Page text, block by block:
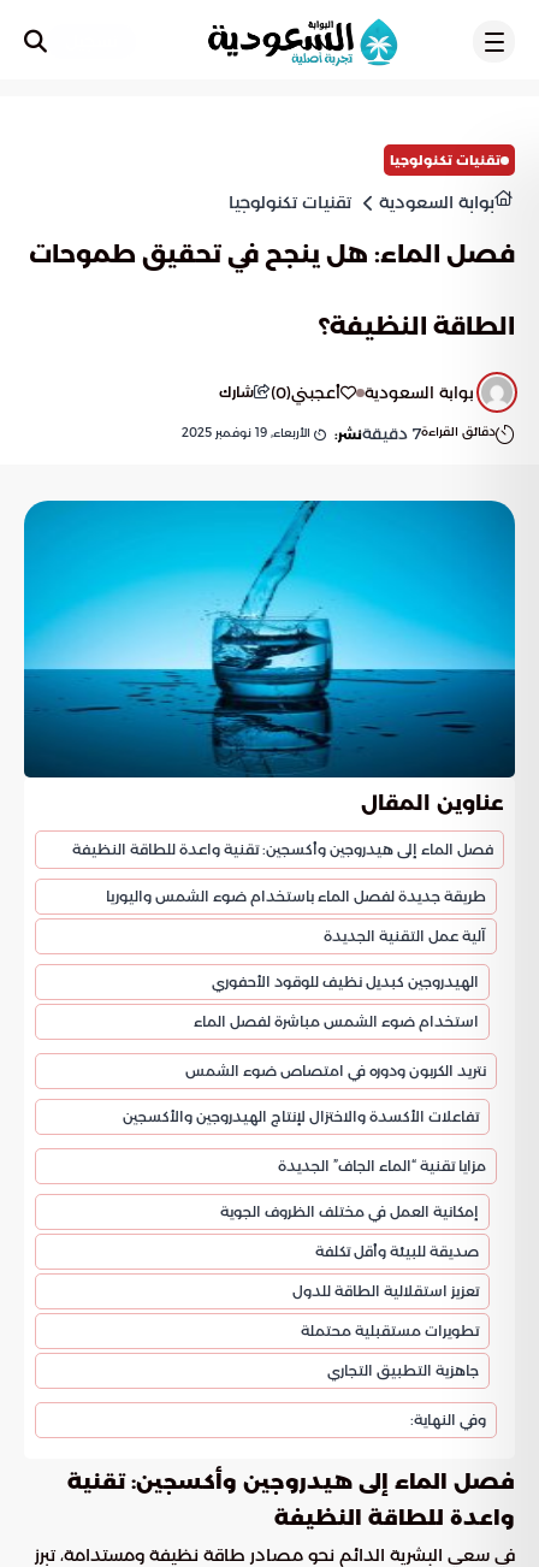
تقنيات تكنولوجيا
بوابة السعودية تقنيات تكنولوجيا
فصل الماء: هل ينجح في تحقيق طموحات
الطاقة النظيفة؟
بوابة السعودية أعجبني(
0
) شارك
دقائق القراءة7 دقيقةنشر: الأربعاء, 19 نوفمبر 2025
عناوين المقال
فصل الماء إلى هيدروجين وأكسجين: تقنية واعدة للطاقة النظيفة
طريقة جديدة لفصل الماء باستخدام ضوء الشمس واليوريا
آلية عمل التقنية الجديدة
الهيدروجين كبديل نظيف للوقود الأحفوري
استخدام ضوء الشمس مباشرة لفصل الماء
نتريد الكربون ودوره في امتصاص ضوء الشمس
تفاعلات الأكسدة والاختزال لإنتاج الهيدروجين والأكسجين
مزايا تقنية “الماء الجاف” الجديدة
إمكانية العمل في مختلف الظروف الجوية
صديقة للبيئة وأقل تكلفة
تعزيز استقلالية الطاقة للدول
تطويرات مستقبلية محتملة
جاهزية التطبيق التجاري
وفي النهاية:
فصل الماء إلى هيدروجين وأكسجين: تقنية
واعدة للطاقة النظيفة
في سعي البشرية الدائم نحو مصادر طاقة نظيفة ومستدامة، تبرز